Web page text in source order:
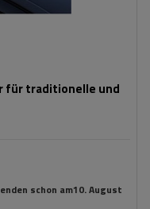
für traditionelle und
schon am10. August